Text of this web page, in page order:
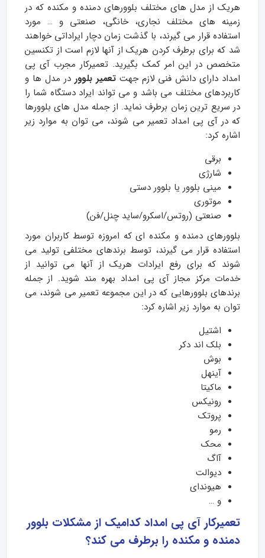
هریک از مدل های مختلف بلوورهای دمنده و مکنده که در
زمینه های مختلف نجاری، خانگی، صنعتی و … مورد
استفاده قرار می گیرند، با گذشت زمان دچار ایراداتی خواهند
شد که برای برطرف کردن هریک از آنها لازم است از تکنسین
متخصص در این امر کمک بگیرید. تعمیرکار مجرب آی پی
امداد دارای دانش فنی لازم جهت تعمیر بلوور در مدل ها و
کاربردهای مختلف می باشد و می تواند ایراد دستگاه شما را
در سریع ترین زمان برطرف نماید. از جمله مدل های بلوورها
که در آی پی امداد تعمیر می شوند، می توان به موارد زیر
اشاره کرد:
برقی
شارژی
مینی بلوور یا بلوور دستی
موتوری
صنعتی (روتس/اسکرو/ساید چنل/فن)
بلوورهای دمنده و مکنده ای که امروزه توسط کاربران مورد
استفاده قرار می گیرند، توسط برندهای مختلفی تولید می
شوند که برای رفع ایرادات هریک از آنها می توانید از
خدمات مرکز مجاز آی پی امداد بهره مند شوید. از جمله
برندهای بلوورهایی که در این مجموعه تعمیر می شوند، می
توان به موارد زیر اشاره کرد:
اشتیل
بلک اند دکر
بوش
آینهل
ماکیتا
رونیکس
پروتک
رمو
محک
آاگ
دیوالت
هیوندای
و …
تعمیرکار آی پی امداد کدامیک از مشکلات بلوور
دمنده و مکنده را برطرف می کند؟